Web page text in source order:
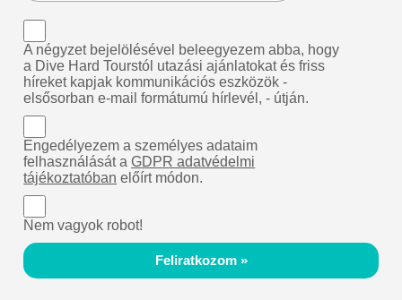
A négyzet bejelölésével beleegyezem abba, hogy
a Dive Hard Tourstól utazási ajánlatokat és friss
híreket kapjak kommunikációs eszközök -
elsősorban e-mail formátumú hírlevél, - útján.
Engedélyezem a személyes adataim
felhasználását aGDPR adatvédelmi
tájékoztatóban előírt módon.
Nem vagyok robot!
Feliratkozom »